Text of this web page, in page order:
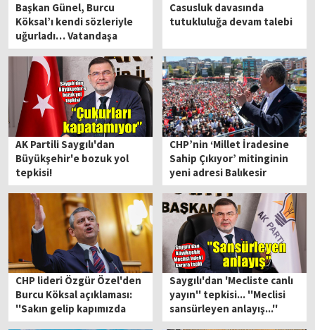
Başkan Günel, Burcu
Köksal’ı kendi sözleriyle
uğurladı… Vatandaşa
ihanet ettiniz
Casusluk davasında
tutukluluğa devam talebi
AK Partili Saygılı'dan
Büyükşehir'e bozuk yol
tepkisi!
CHP’nin ‘Millet İradesine
Sahip Çıkıyor’ mitinginin
yeni adresi Balıkesir
CHP lideri Özgür Özel'den
Burcu Köksal açıklaması:
''Sakın gelip kapımızda
yalvarma...''
Saygılı'dan 'Mecliste canlı
yayın'' tepkisi... ''Meclisi
sansürleyen anlayış...''